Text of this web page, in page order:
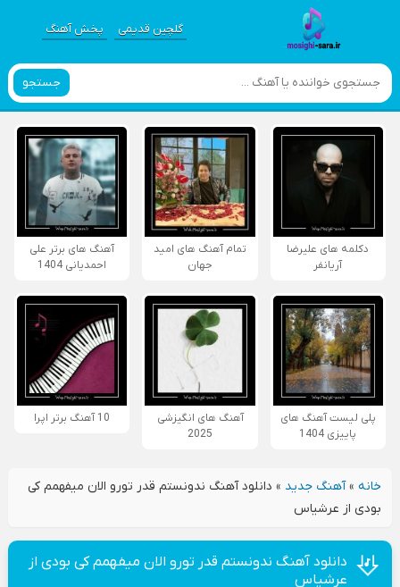
گلچین قدیمی پخش آهنگ
جستجو
دکلمه های علیرضا
آریانفر
تمام آهنگ های امید
جهان
آهنگ های برتر علی
احمدیانی 1404
پلی لیست آهنگ های
پاییزی 1404
آهنگ های انگیزشی
2025
10 آهنگ برتر اپرا
خانه»آهنگ جدید » دانلود آهنگ ندونستم قدر تورو الان میفهمم کی
بودی از عرشیاس
دانلود آهنگ ندونستم قدر تورو الان میفهمم کی بودی از
عرشیاس